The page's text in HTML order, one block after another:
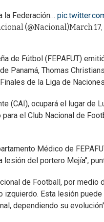
la Federación…
(@Nacional)March
de Fútbol (FEPAFUT)
Panamá, Thomas
de la Liga de
(CAI), ocupará el lugar de
el Club Nacional de
Médico de
del portero Mejía",
de Football, por medio
Esta lesión
dependiendo su